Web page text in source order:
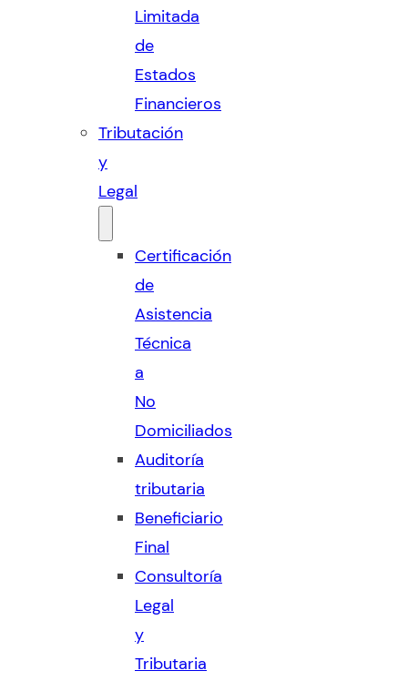
Limitada
de
Estados
Financieros
Tributación
y
Legal
Certificación
de
Asistencia
Técnica
a
No
Domiciliados
Auditoría
tributaria
Beneficiario
Final
Consultoría
Legal
y
Tributaria